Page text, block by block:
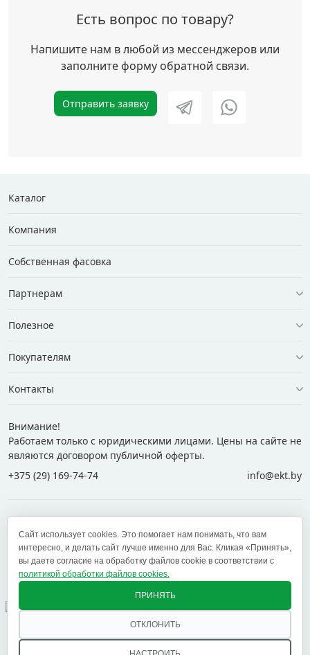
Есть вопрос по товару?
Напишите нам в любой из мессенджеров или
заполните форму обратной связи.
Отправить заявку
Каталог
Компания
Собственная фасовка
Партнерам
Полезное
Покупателям
Контакты
Внимание!
Работаем только с юридическими лицами. Цены на сайте не
являются договором публичной оферты.
+375 (29) 169-74-74
info@ekt.by
+375 (17) 269-74-74
zakaz@ekt.by
Оставить отзыв
Брест, Витебск, Гомель, Гродно, Могилев и другие
Сайт использует cookies. Это помогает нам понимать, что вам
интересно, и делать сайт лучше именно для Вас. Кликая «Принять»,
вы даете согласие на обработку файлов cookie в соответствии с
политикой обработки файлов cookies.
ОТКЛОНИТЬ
ПРИНЯТЬ